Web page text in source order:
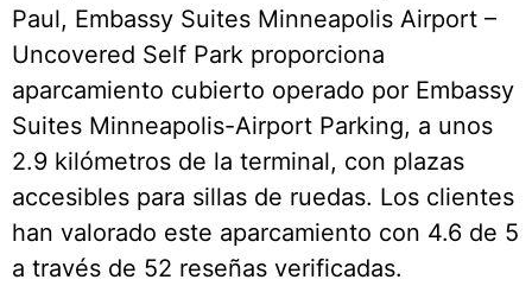
Paul, Embassy Suites Minneapolis Airport –
Uncovered Self Park proporciona
aparcamiento cubierto operado por Embassy
Suites Minneapolis-Airport Parking, a unos
2.9 kilómetros de la terminal, con plazas
accesibles para sillas de ruedas. Los clientes
han valorado este aparcamiento con 4.6 de 5
a través de 52 reseñas verificadas.